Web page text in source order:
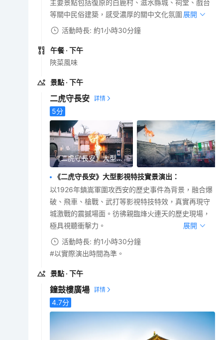
主要景點包括復原的白鹿村、滋水縣城、祠堂、戲台
等關中民俗建築，感受濃厚的關中文化氛圍。展開
活動時長: 約1小時30分鐘
午餐 · 下午
陜菜風味
景點 · 下午
二虎守長安
5分
《二虎守長安》大型影視特技實景演出
《二虎守長安》大型影視特技實景演出 ：
以1926年鎮嵩軍圍攻西安的歷史事件為背景，融合爆
破、飛車、槍戰、武打等影視特技特效，真實再現守
城激戰的震撼場面。彷彿親臨烽火連天的歷史現場，
極具視聽衝擊力。
展開
活動時長: 約1小時30分鐘
#以實際演出時間為準。
景點 · 下午
鐘鼓樓廣場
4.7分